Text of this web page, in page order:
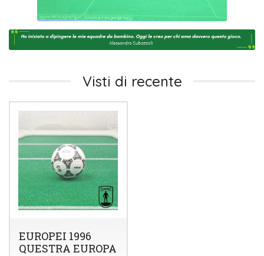
Visti di recente
EUROPEI 1996
QUESTRA EUROPA